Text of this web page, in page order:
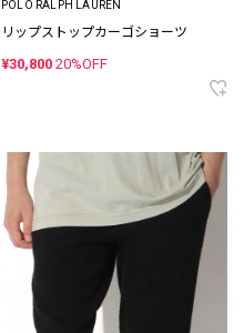
POLO RALPH LAUREN
リップストップカーゴショーツ
¥30,800 20%OFF